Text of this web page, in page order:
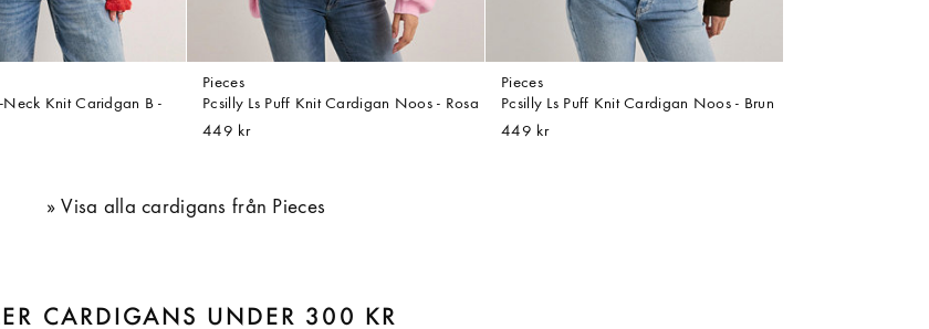
Neck Knit Caridgan B -
Pieces
Pcsilly Ls Puff Knit Cardigan Noos - Rosa
449 kr
Pieces
Pcsilly Ls Puff Knit Cardigan Noos - Brun
449 kr
Visa alla cardigans från Pieces
CARDIGANS UNDER 300 KR